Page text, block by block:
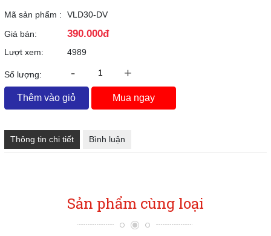
Mã sản phẩm :
VLD30-DV
Giá bán:
390.000đ
Lượt xem: 4989
Số lượng: - +
Thêm vào giỏ Mua ngay
Thông tin chi tiết Bình luận
Sản phẩm cùng loại